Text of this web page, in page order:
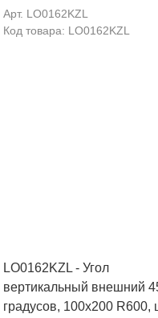
Арт. LO0162KZL
Код товара: LO0162KZL
LO0162KZL - Угол
вертикальный внешний
градусов, 100х200 R600,